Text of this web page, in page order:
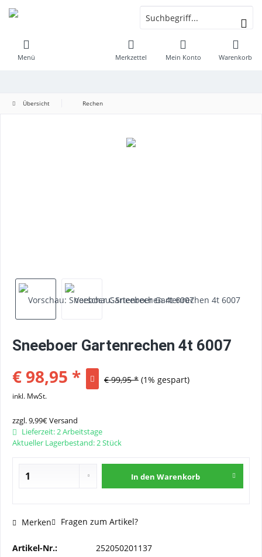
Menü Warenkorb
Merkzettel Mein Konto
Übersicht Rechen
Sneeboer Gartenrechen 4t 6007
€ 98,95 * € 99,95 * (1% gespart)
inkl. MwSt.
zzgl. 9,99€ Versand
Lieferzeit: 2 Arbeitstage
Aktueller Lagerbestand: 2 Stück
In den Warenkorb
Merken Fragen zum Artikel?
Artikel-Nr.: 252050201137